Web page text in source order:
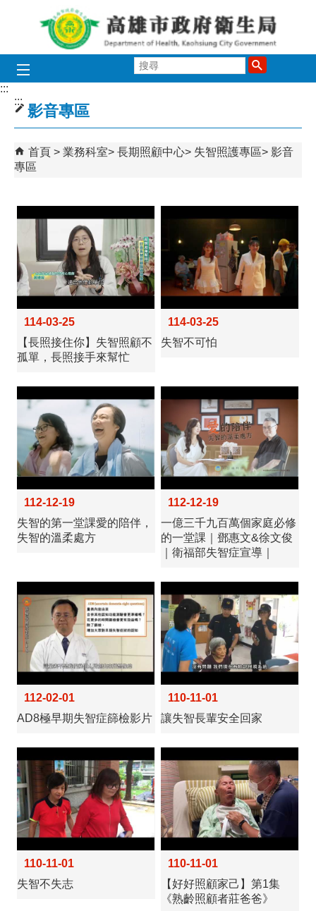
跳到主要內容區塊
尋
:::
:::
影音專區
首頁 業務科室 長期照顧中心 失智照護專區
影音
專區
114-03-25
【長照接住你】失智照顧不
孤單，長照接手來幫忙
114-03-25
失智不可怕
112-12-19
失智的第一堂課愛的陪伴，
失智的溫柔處方
112-12-19
一億三千九百萬個家庭必修
的一堂課｜鄧惠文&徐文俊
｜衛福部失智症宣導｜
112-02-01
AD8極早期失智症篩檢影片
110-11-01
讓失智長輩安全回家
110-11-01
失智不失志
110-11-01
【好好照顧家己】第1集
《熟齡照顧者莊爸爸》